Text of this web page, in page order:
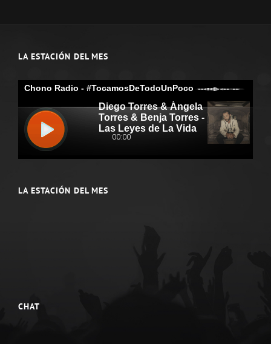
LA ESTACIÓN DEL MES
LA ESTACIÓN DEL MES
CHAT